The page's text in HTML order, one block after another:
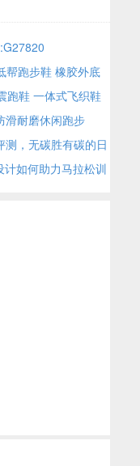
帮跑步鞋 橡胶外底
跑鞋 一体式飞织鞋
滑耐磨休闲跑步
，无碳胜有碳的日
如何助力马拉松训